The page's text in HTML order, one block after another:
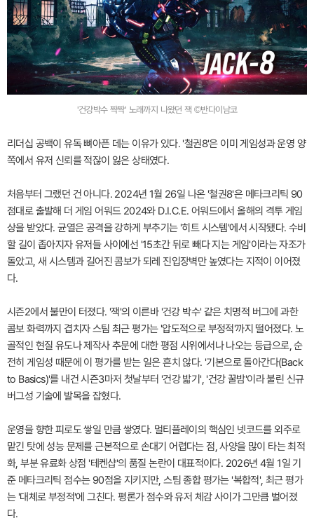
'건강박수 짝짝' 노래까지 나왔던 잭 ©반다이남코
리더십 공백이 유독 뼈아픈 데는 이유가 있다. '철권8'은 이미 게임성과 운영 양
쪽에서 유저 신뢰를 적잖이 잃은 상태였다.
처음부터 그랬던 건 아니다. 2024년 1월 26일 나온 '철권8'은 메타크리틱 90
점대로 출발해 더 게임 어워드 2024와 D.I.C.E. 어워드에서 올해의 격투 게임
상을 받았다. 균열은 공격을 강하게 부추기는 '히트 시스템'에서 시작됐다. 수비
할 길이 좁아지자 유저들 사이에선 '15초간 뒤로 빼다 지는 게임'이라는 자조가
돌았고, 새 시스템과 길어진 콤보가 되레 진입장벽만 높였다는 지적이 이어졌
다.
시즌2에서 불만이 터졌다. '잭'의 이른바 '건강 박수' 같은 치명적 버그에 과한
콤보 화력까지 겹치자 스팀 최근 평가는 '압도적으로 부정적'까지 떨어졌다. 노
골적인 현질 유도나 제작사 추문에 대한 평점 시위에서나 나오는 등급으로, 순
전히 게임성 때문에 이 평가를 받는 일은 흔치 않다. '기본으로 돌아간다(Back
to Basics)'를 내건 시즌3마저 첫날부터 '건강 밟기', '건강 꿀밤'이라 불린 신규
버그성 기술에 발목을 잡혔다.
운영을 향한 피로도 쌓일 만큼 쌓였다. 멀티플레이의 핵심인 넷코드를 외주로
맡긴 탓에 성능 문제를 근본적으로 손대기 어렵다는 점, 사양을 많이 타는 최적
화, 부분 유료화 상점 '테켄샵'의 품질 논란이 대표적이다. 2026년 4월 1일 기
준 메타크리틱 점수는 90점을 지키지만, 스팀 종합 평가는 '복합적', 최근 평가
는 '대체로 부정적'에 그친다. 평론가 점수와 유저 체감 사이가 그만큼 벌어졌
다.